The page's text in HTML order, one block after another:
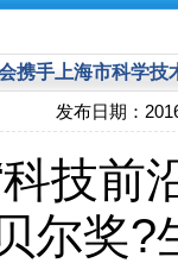
携手上海市科学
发布日期：
前
尔奖?